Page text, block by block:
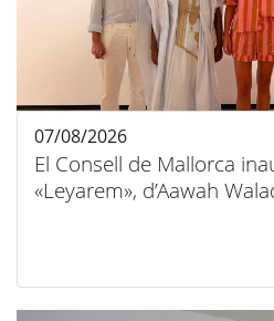
El Consell de Mallorca
«Leyarem», d’Aawah
07/08/2026